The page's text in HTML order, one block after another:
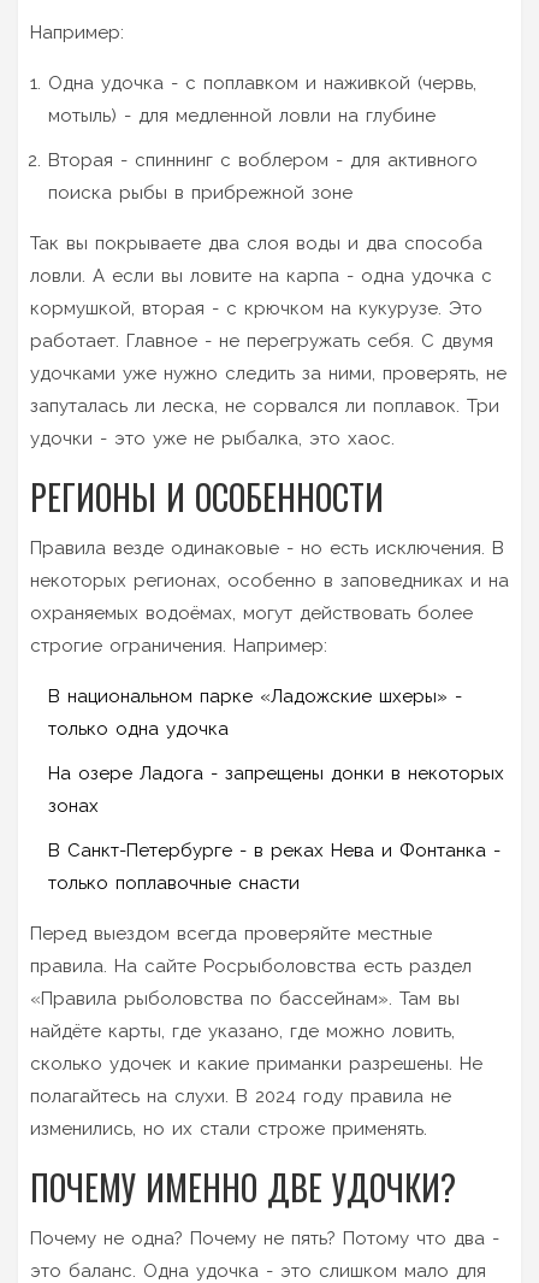
Например:
Одна удочка - с поплавком и наживкой (червь,
мотыль) - для медленной ловли на глубине
Вторая - спиннинг с воблером - для активного
поиска рыбы в прибрежной зоне
Так вы покрываете два слоя воды и два способа
ловли. А если вы ловите на карпа - одна удочка с
кормушкой, вторая - с крючком на кукурузе. Это
работает. Главное - не перегружать себя. С двумя
удочками уже нужно следить за ними, проверять, не
запуталась ли леска, не сорвался ли поплавок. Три
удочки - это уже не рыбалка, это хаос.
РЕГИОНЫ И ОСОБЕННОСТИ
Правила везде одинаковые - но есть исключения. В
некоторых регионах, особенно в заповедниках и на
охраняемых водоёмах, могут действовать более
строгие ограничения. Например:
В национальном парке «Ладожские шхеры» -
только одна удочка
На озере Ладога - запрещены донки в некоторых
зонах
В Санкт-Петербурге - в реках Нева и Фонтанка -
только поплавочные снасти
Перед выездом всегда проверяйте местные
правила. На сайте Росрыболовства есть раздел
«Правила рыболовства по бассейнам». Там вы
найдёте карты, где указано, где можно ловить,
сколько удочек и какие приманки разрешены. Не
полагайтесь на слухи. В 2024 году правила не
изменились, но их стали строже применять.
ПОЧЕМУ ИМЕННО ДВЕ УДОЧКИ?
Почему не одна? Почему не пять? Потому что два -
это баланс. Одна удочка - это слишком мало для